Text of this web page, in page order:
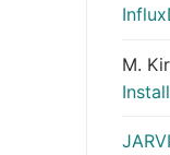
M.